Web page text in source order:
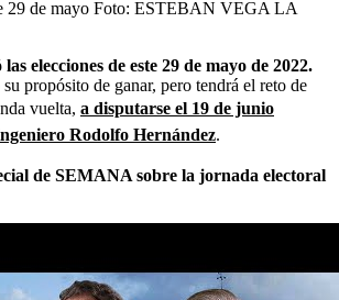
29 de mayo Foto: ESTEBAN VEGA LA
elecciones de este 29 de mayo de 2022.
propósito de ganar, pero tendrá el reto de
vuelta, a disputarse el 19 de junio
Rodolfo Hernández.
de SEMANA sobre la jornada electoral